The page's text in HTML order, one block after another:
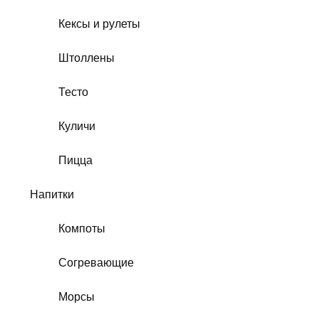
Кексы и рулеты
Штоллены
Тесто
Куличи
Пицца
Напитки
Компоты
Согревающие
Морсы